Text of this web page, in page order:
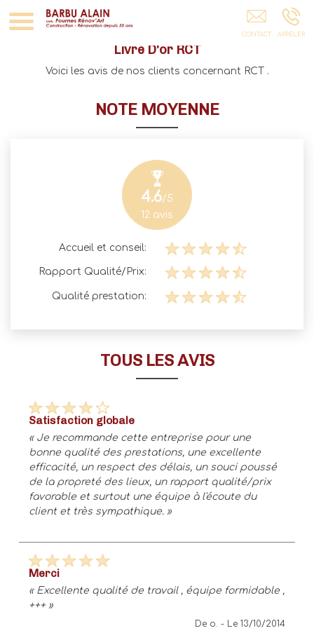
Toiture Rénovation Maçonnerie Plomberie
Construction Fournes Piscine FOURNES
Livre D'or RCT
Voici les avis de nos clients concernant RCT .
NOTE MOYENNE
4.6/5
12 avis
Accueil et conseil:
Rapport Qualité/Prix:
Qualité prestation:
TOUS LES AVIS
satisfaction globale
« Je recommande cette entreprise pour une
bonne qualité des prestations, une excellente
efficacité, un respect des délais, un souci poussé
de la propreté des lieux, un rapport qualité/prix
favorable et surtout une équipe à l'écoute du
client et très sympathique. »
merci
« Excellente qualité de travail , équipe formidable ,
+++ »
De o. - Le 13/10/2014